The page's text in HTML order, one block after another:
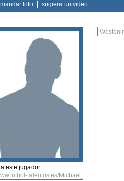
mandar foto sugiera un video
este jugador: